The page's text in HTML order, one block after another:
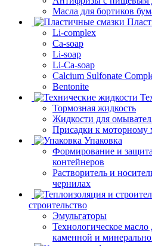
Масла для бортиков
Li-complex
Ca-soap
Li-soap
Li-Ca-soap
Calcium Sulfonate
Bentonite
Тормозная жидкость
Жидкости для
Присадки к моторному
Упаковка
Формирование и
контейнеров
Растворитель и
чернилах
строительство
Эмульгаторы
Технологическое масло
каменной и